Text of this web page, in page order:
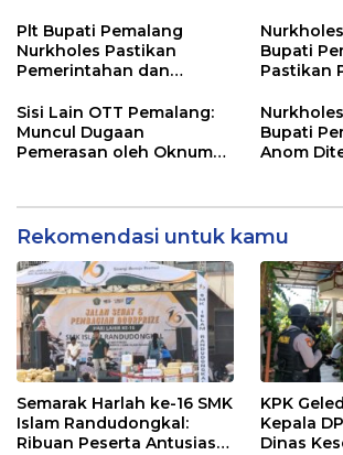
Desa
Dunia
Plt Bupati Pemalang
Nurkholes Pastikan
Pemerintahan dan
Berjalan
Bupati
Pastikan
Sisi Lain OTT Pemalang:
Muncul Dugaan
Pemerasan oleh Oknum
Bupati
Anom
Rekomendasi untuk kamu
Semarak Harlah ke-16 SMK
Islam Randudongkal:
Ribuan Peserta Antusias
KPK
Kepala
Dinas